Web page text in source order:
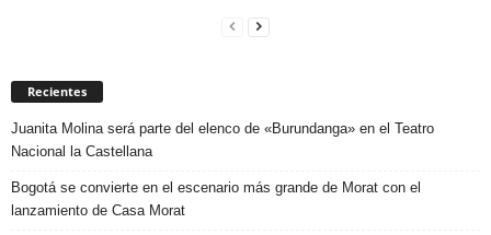
Recientes
Juanita Molina será parte del elenco de «Burundanga» en el Teatro
Nacional la Castellana
Bogotá se convierte en el escenario más grande de Morat con el
lanzamiento de Casa Morat